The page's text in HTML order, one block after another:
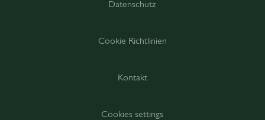
Datenschutz
Cookie Richtlinien
Kontakt
Cookies settings